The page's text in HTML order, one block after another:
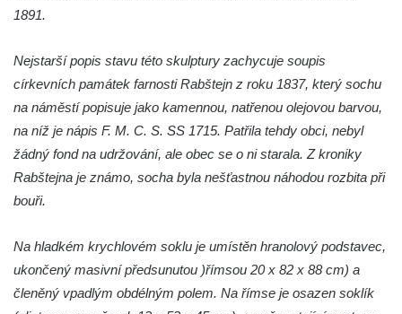
Socha Vlčice s mládětem v ZOO Hluboká
Socha Rys číhající na srnu v ZOO Hluboká
Socha Orlice v ZOO Hluboká
Socha Tygr v ZOO Hluboká
Socha Kozorožec horský v ZOO Hluboká
Socha Včela v ZOO Hluboká
Socha Housenka v ZOO Hluboká
1891.
Nejstarší popis stavu této skulptury zachycuje soupis
církevních památek farnosti Rabštejn z roku 1837, který sochu
na náměstí popisuje jako kamennou, natřenou olejovou barvou,
na níž je nápis F. M. C. S. SS 1715. Patřila tehdy obci, nebyl
žádný fond na udržování, ale obec se o ni starala. Z kroniky
Rabštejna je známo, socha byla nešťastnou náhodou rozbita při
bouři.
Na hladkém krychlovém soklu je umístěn hranolový podstavec,
ukončený masivní předsunutou )římsou 20 x 82 x 88 cm) a
členěný vpadlým obdélným polem. Na římse je osazen soklík